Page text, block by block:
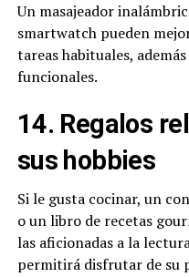
Un masajeador
smartwatch pueden
tareas habituales,
funcionales.
14. Regalos
sus hobbies
Si le gusta cocinar, un
o un libro de recetas
las aficionadas a la
permitirá disfrutar de su